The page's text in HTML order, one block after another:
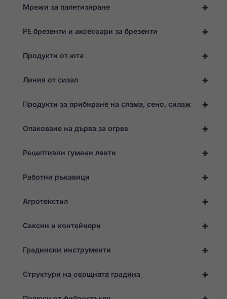
+
Мрежи за палетизиране
+
PE брезенти и аксесоари за брезенти
+
Продукти от юта
+
Линия от сизал
+
Продукти за прибиране на слама, сено, силаж
+
Опаковане на дърва за огрев
+
Рецептивни гумени ленти
+
Работни ръкавици
+
Агротекстил
+
Саксии и контейнери
+
Градински инструменти
+
Структури на овощната градина
бисквитки не
са по избор.